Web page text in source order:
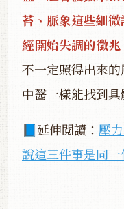
苔、脈象這些細
經開始失調的徵兆
不一定照得出來的
中醫一樣能找到
📘延伸閱讀： 壓
說這三件事是同一